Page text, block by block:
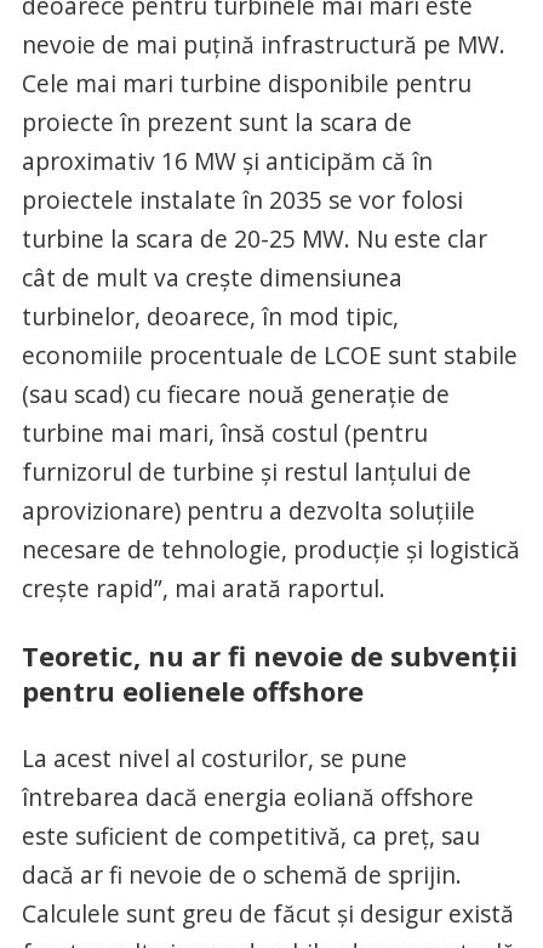
nevoie de mai puțină infrastructură pe MW.
Cele mai mari turbine disponibile pentru
proiecte în prezent sunt la scara de
aproximativ 16 MW și anticipăm că în
proiectele instalate în 2035 se vor folosi
turbine la scara de 20-25 MW. Nu este clar
cât de mult va crește dimensiunea
turbinelor, deoarece, în mod tipic,
economiile procentuale de LCOE sunt stabile
(sau scad) cu fiecare nouă generație de
turbine mai mari, însă costul (pentru
furnizorul de turbine și restul lanțului de
aprovizionare) pentru a dezvolta soluțiile
necesare de tehnologie, producție și logistică
crește rapid”, mai arată raportul.
Teoretic, nu ar fi nevoie de subvenții
pentru eolienele offshore
La acest nivel al costurilor, se pune
întrebarea dacă energia eoliană offshore
este suficient de competitivă, ca preț, sau
dacă ar fi nevoie de o schemă de sprijin.
Calculele sunt greu de făcut și desigur există